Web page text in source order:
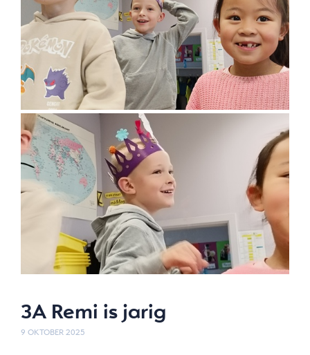
3A Remi is jarig
9 OKTOBER 2025